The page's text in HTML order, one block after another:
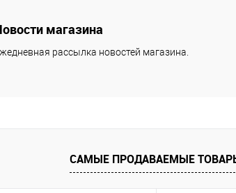
в 1 клик
Сравнение
Недоступно
магазина
рассылка новостей магазина.
САМЫЕ ПРОДАВАЕМЫЕ